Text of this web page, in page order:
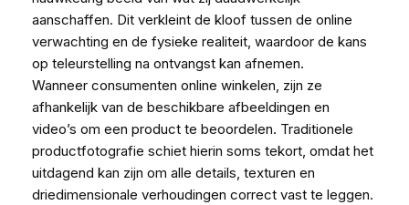
aanschaffen. Dit verkleint de kloof tussen de online
verwachting en de fysieke realiteit, waardoor de kans
op teleurstelling na ontvangst kan afnemen.
Wanneer consumenten online winkelen, zijn ze
afhankelijk van de beschikbare afbeeldingen en
video’s om een product te beoordelen. Traditionele
productfotografie schiet hierin soms tekort, omdat het
uitdagend kan zijn om alle details, texturen en
driedimensionale verhoudingen correct vast te leggen.